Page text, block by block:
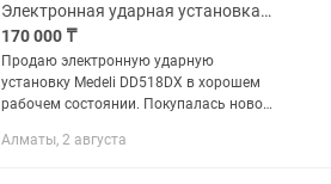
Электронная ударная установка Medeli DD518DX
170 000 ₸
Продаю электронную ударную
установку Medeli DD518DX в хорошем
рабочем состоянии. Покупалась новой,
Отлично подойдет как для
Алматы, 2 августа